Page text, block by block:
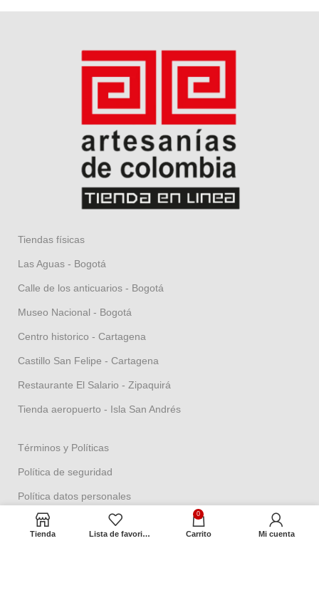
Tiendas físicas
Las Aguas - Bogotá
Calle de los anticuarios - Bogotá
Museo Nacional - Bogotá
Centro historico - Cartagena
Castillo San Felipe - Cartagena
Restaurante El Salario - Zipaquirá
Tienda aeropuerto - Isla San Andrés
Términos y Políticas
Política de seguridad
Política datos personales
Política Propiedad intelectual
Tienda Lista de favoritos
0
Carrito Mi cuenta